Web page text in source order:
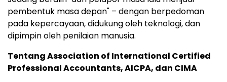
pembentuk masa depan" – dengan berpedoman
pada kepercayaan, didukung oleh teknologi, dan
dipimpin oleh penilaian manusia.
Tentang Association of International Certified
Professional Accountants, AICPA, dan CIMA